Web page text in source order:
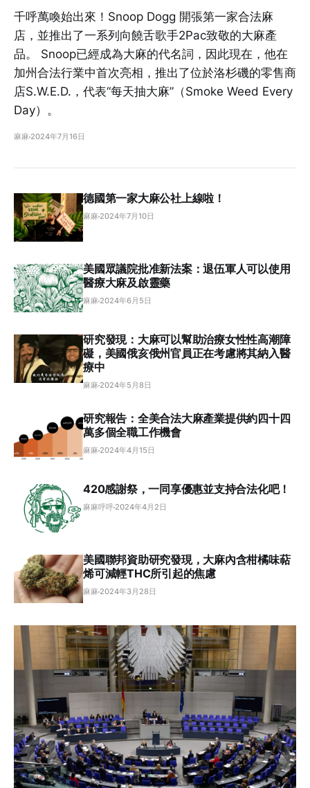
千呼萬喚始出來！Snoop Dogg 開張第一家合法麻
店，並推出了一系列向饒舌歌手2Pac致敬的大麻產
品。 Snoop已經成為大麻的代名詞，因此現在，他在
加州合法行業中首次亮相，推出了位於洛杉磯的零售商
店S.W.E.D.，代表“每天抽大麻”（Smoke Weed Every
Day）。
麻麻 2024年7月16日
德國第一家大麻公社上線啦！
麻麻 2024年7月10日
美國眾議院批准新法案：退伍軍人可以使用
醫療大麻及啟靈藥
麻麻 2024年6月5日
研究發現：大麻可以幫助治療女性性高潮障
礙，美國俄亥俄州官員正在考慮將其納入醫
療中
麻麻 2024年5月8日
研究報告：全美合法大麻產業提供約四十四
萬多個全職工作機會
麻麻 2024年4月15日
420感謝祭，一同享優惠並支持合法化吧！
麻麻呼呼 2024年4月2日
美國聯邦資助研究發現，大麻內含柑橘味萜
烯可減輕THC所引起的焦慮
麻麻 2024年3月28日